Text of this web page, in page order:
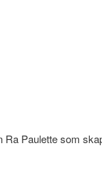
Paulette som